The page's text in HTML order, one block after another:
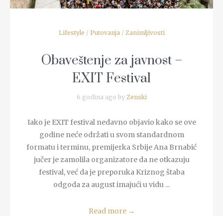
Lifestyle / Putovanja / Zanimljivosti
Obaveštenje za javnost –
EXIT Festival
6 godina ago by Zenski
Iako je EXIT festival nedavno objavio kako se ove
godine neće održati u svom standardnom
formatu i terminu, premijerka Srbije Ana Brnabić
jučer je zamolila organizatore da ne otkazuju
festival, već da je preporuka Kriznog štaba
odgoda za august imajući u vidu ...
Read more →